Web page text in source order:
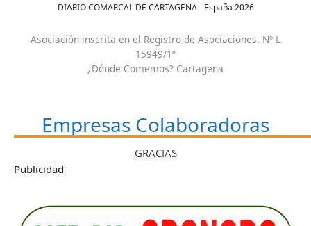
DIARIO COMARCAL DE CARTAGENA - España 2026
Asociación inscrita en el Registro de Asociaciones. Nº L
15949/1ª
¿Dónde Comemos? Cartagena
Empresas Colaboradoras
GRACIAS
Publicidad